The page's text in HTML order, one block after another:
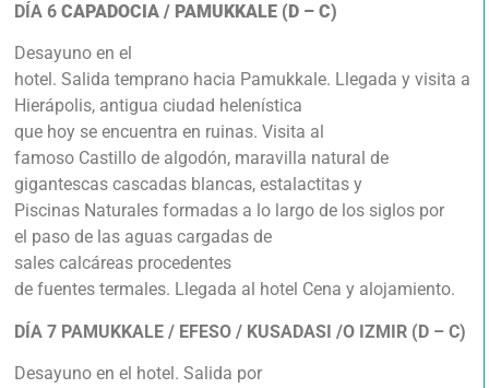
DÍA 6CAPADOCIA / PAMUKKALE (D – C)
Desayuno en el
hotel. Salida temprano hacia Pamukkale. Llegada y visita a
Hierápolis, antigua ciudad helenística
que hoy se encuentra en ruinas. Visita al
famoso Castillo de algodón, maravilla natural de
gigantescas cascadas blancas, estalactitas y
Piscinas Naturales formadas a lo largo de los siglos por
el paso de las aguas cargadas de
sales calcáreas procedentes
de fuentes termales. Llegada al hotel Cena y alojamiento.
DÍA 7 PAMUKKALE / EFESO / KUSADASI /O IZMIR (D – C)
Desayuno en el hotel. Salida por